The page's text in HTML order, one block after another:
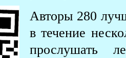
Авторы 280
в течение
прослушать